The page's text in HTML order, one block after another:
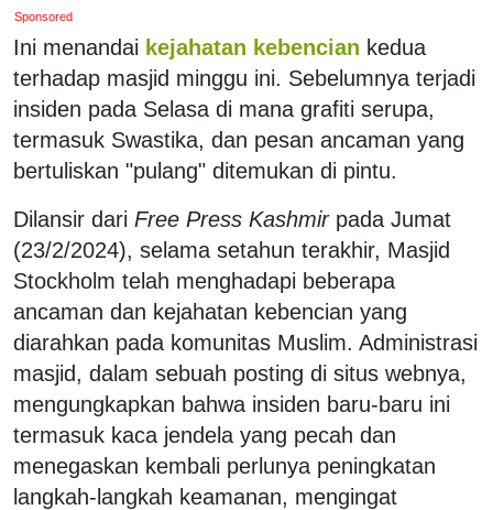
Sponsored
Ini menandai kejahatan kebencian kedua
terhadap masjid minggu ini. Sebelumnya terjadi
insiden pada Selasa di mana grafiti serupa,
termasuk Swastika, dan pesan ancaman yang
bertuliskan "pulang" ditemukan di pintu.
Dilansir dari Free Press Kashmirpada Jumat
(23/2/2024), selama setahun terakhir, Masjid
Stockholm telah menghadapi beberapa
ancaman dan kejahatan kebencian yang
diarahkan pada komunitas Muslim. Administrasi
masjid, dalam sebuah posting di situs webnya,
mengungkapkan bahwa insiden baru-baru ini
termasuk kaca jendela yang pecah dan
menegaskan kembali perlunya peningkatan
langkah-langkah keamanan, mengingat